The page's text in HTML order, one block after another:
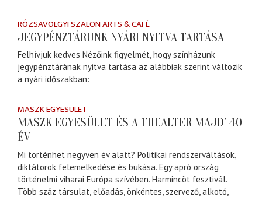
RÓZSAVÖLGYI SZALON ARTS & CAFÉ
JEGYPÉNZTÁRUNK NYÁRI NYITVA TARTÁSA
Felhívjuk kedves Nézőink figyelmét, hogy színházunk
jegypénztárának nyitva tartása az alábbiak szerint változik
a nyári időszakban:
MASZK EGYESÜLET
MASZK EGYESÜLET ÉS A THEALTER MAJD’ 40
ÉV
Mi történhet negyven év alatt? Politikai rendszerváltások,
diktátorok felemelkedése és bukása. Egy apró ország
történelmi viharai Európa szívében. Harmincöt fesztivál.
Több száz társulat, előadás, önkéntes, szervező, alkotó,